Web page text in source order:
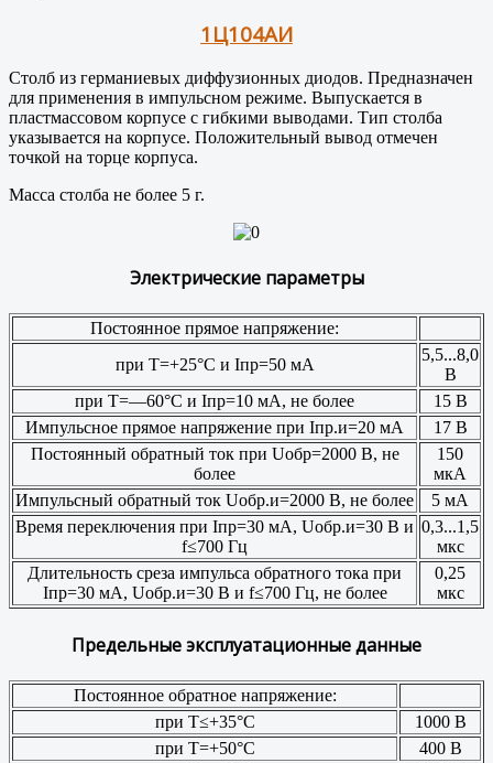
1Ц104АИ
Столб из германиевых диффузионных диодов. Предназначен
для применения в импульсном режиме. Выпускается в
пластмассовом корпусе с гибкими выводами. Тип столба
указывается на корпусе. Положительный вывод отмечен
точкой на торце корпуса.
Масса столба не более 5 г.
Электрические параметры
Постоянное прямое напряжение:
при Т=+25°С и Iпр=50 мА
5,5...8,0
В
при Т=—60°С и Iпр=10 мА, не более
15 В
Импульсное прямое напряжение при Iпр.и=20 мА
17 В
Постоянный обратный ток при Uобр=2000 В, не
более
150
мкА
Импульсный обратный ток Uобр.и=2000 В, не более
5 мА
Время переключения при Iпр=30 мА, Uобр.и=30 В и
f≤700 Гц
0,3...1,5
мкс
Длительность среза импульса обратного тока при
Iпр=30 мА, Uобр.и=30 В и f≤700 Гц, не более
0,25
мкс
Предельные эксплуатационные данные
Постоянное обратное напряжение:
при Т≤+35°С
1000 В
при Т=+50°С
400 В